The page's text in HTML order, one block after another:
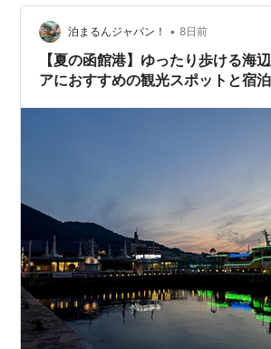
泊まるんジャパン！ • 8日前
【夏の函館港】ゆったり歩ける海
アにおすすめの観光スポットと宿